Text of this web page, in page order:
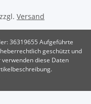
Versand
36319655 Aufgeführte
geschützt und
diese Daten